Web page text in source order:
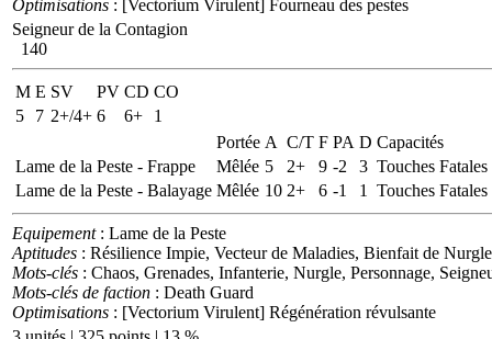
Optimisations : [Vectorium Virulent] Fourneau des pestes
Seigneur de la Contagion
140
M E SV PV CD CO
5
7 2+/4+ 6 6+
1
Portée A C/T F PA D Capacités
Lame de la Peste - Frappe
Mêlée 5 2+ 9 -2 3 Touches Fatales
Lame de la Peste - Balayage Mêlée 10 2+ 6 -1 1 Touches Fatales
Equipement: Lame de la Peste
Aptitudes : Résilience Impie, Vecteur de Maladies, Bienfait de
Mots-clés : Chaos, Grenades, Infanterie, Nurgle, Personnage,
Mots-clés de faction : Death Guard
Optimisations : [Vectorium Virulent] Régénération révulsante